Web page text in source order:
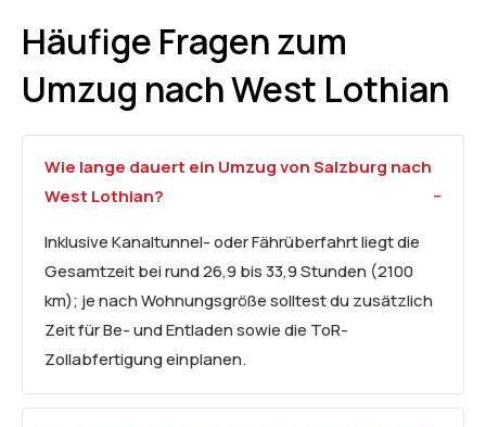
Häufige Fragen zum
Umzug nach West Lothian
Wie lange dauert ein Umzug von Salzburg nach
West Lothian?
Inklusive Kanaltunnel- oder Fährüberfahrt liegt die
Gesamtzeit bei rund 26,9 bis 33,9 Stunden (2100
km); je nach Wohnungsgröße solltest du zusätzlich
Zeit für Be- und Entladen sowie die ToR-
Zollabfertigung einplanen.